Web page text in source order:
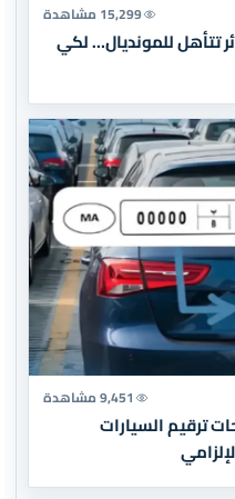
15,299 مشاهدة
تتأهل للمونديال… لكي
9,451 مشاهدة
ترقيم السيارات